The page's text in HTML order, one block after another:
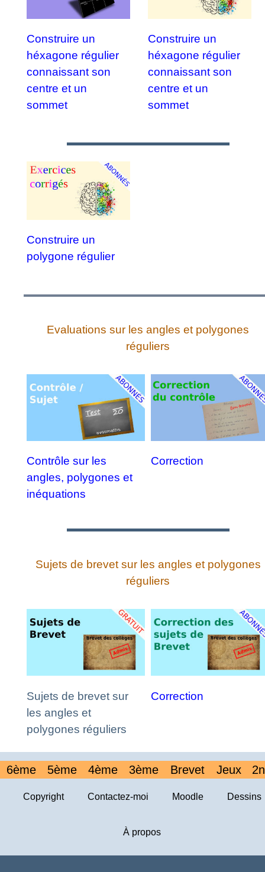
Construire un
héxagone régulier
connaissant son
centre et un
sommet
Construire un
héxagone régulier
connaissant son
centre et un
sommet
Construire un
polygone régulier
Evaluations sur les angles et polygones
réguliers
Contrôle sur les
angles, polygones et
inéquations
Correction
Sujets de brevet sur les angles et polygones
réguliers
Sujets de brevet sur
les angles et
polygones réguliers
Correction
6ème 5ème 4ème 3ème Brevet Jeux
Copyright Contactez-moi Moodle Dessins
À propos